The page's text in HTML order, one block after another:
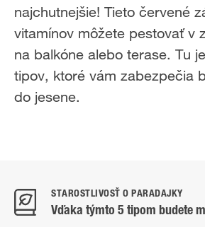
najchutnejšie! Tieto červené
vitamínov môžete pestovať v
na balkóne alebo terase. Tu
tipov, ktoré vám zabezpečia
do jesene.
STAROSTLIVOSŤ O PARADAJKY
Vďaka týmto 5 tipom budete